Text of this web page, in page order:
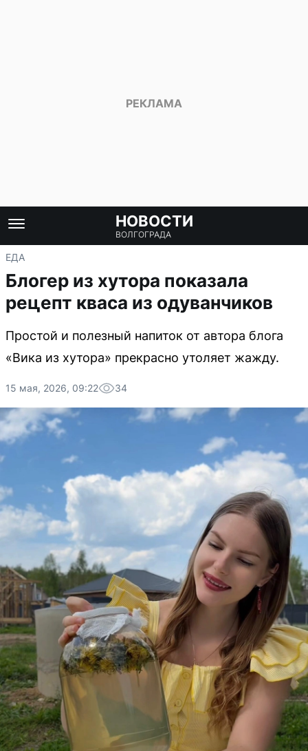
НОВОСТИ
ВОЛГОГРАДА
ЕДА
Блогер из хутора показала
рецепт кваса из одуванчиков
Простой и полезный напиток от автора блога
«Вика из хутора» прекрасно утоляет жажду.
15 мая, 2026, 09:22 34